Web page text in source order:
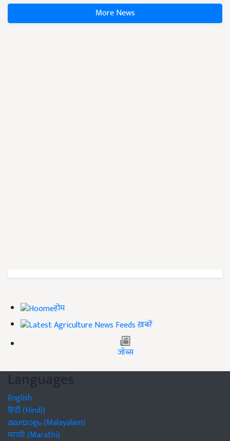
More News
होम
ख़बरें
जॉब्स
Languages
English
हिंदी (Hindi)
മലയാളം (Malayalam)
मराठी (Marathi)